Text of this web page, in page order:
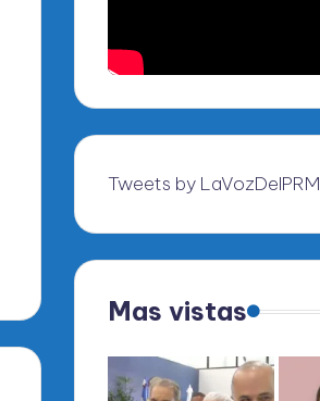
Tweets by LaVozDelPRM
Mas vistas